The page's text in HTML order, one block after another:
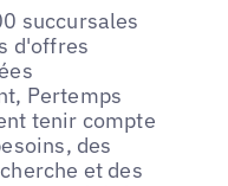
succursales
d'offres
Pertemps
tenir compte
des
et des